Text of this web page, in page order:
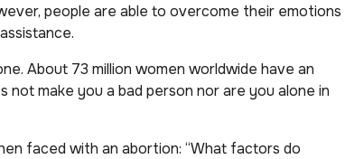
people are able to overcome their emotions
About 73 million women worldwide have an
not make you a bad person nor are you alone in
faced with an abortion: “What factors do